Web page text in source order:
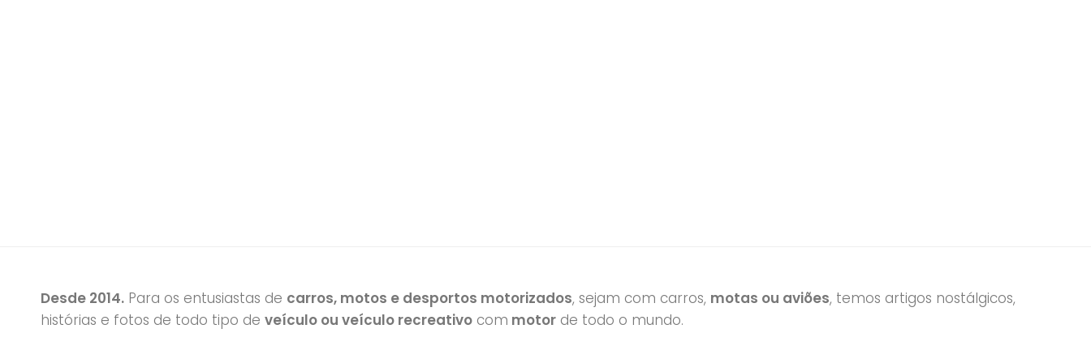
Desde 2014. Para os entusiastas de carros, motos e desportos motorizados, sejam com carros, motas ou aviões, temos artigos nostálgicos,
histórias e fotos de todo tipo de veículo ou veículo recreativo com motor de todo o mundo.